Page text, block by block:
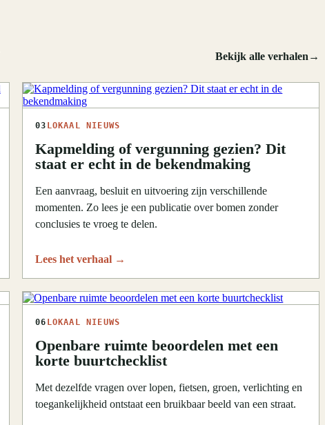
Bekijk alle verhalen→
03 LOKAAL NIEUWS
Kapmelding of vergunning gezien? Dit
staat er echt in de bekendmaking
Een aanvraag, besluit en uitvoering zijn verschillende
momenten. Zo lees je een publicatie over bomen zonder
conclusies te vroeg te delen.
Lees het verhaal →
06 LOKAAL NIEUWS
Openbare ruimte beoordelen met een
korte buurtchecklist
Met dezelfde vragen over lopen, fietsen, groen, verlichting en
toegankelijkheid ontstaat een bruikbaar beeld van een straat.